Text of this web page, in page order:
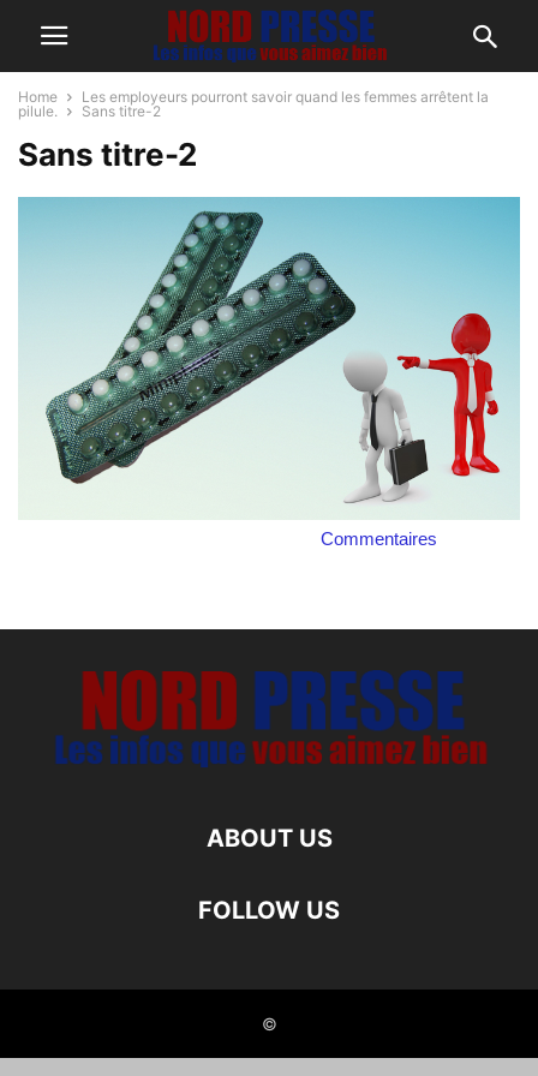
Home
Les employeurs pourront savoir quand les femmes arrêtent la
pilule.
Sans titre-2
Sans titre-2
Commentaires
ABOUT US
FOLLOW US
©